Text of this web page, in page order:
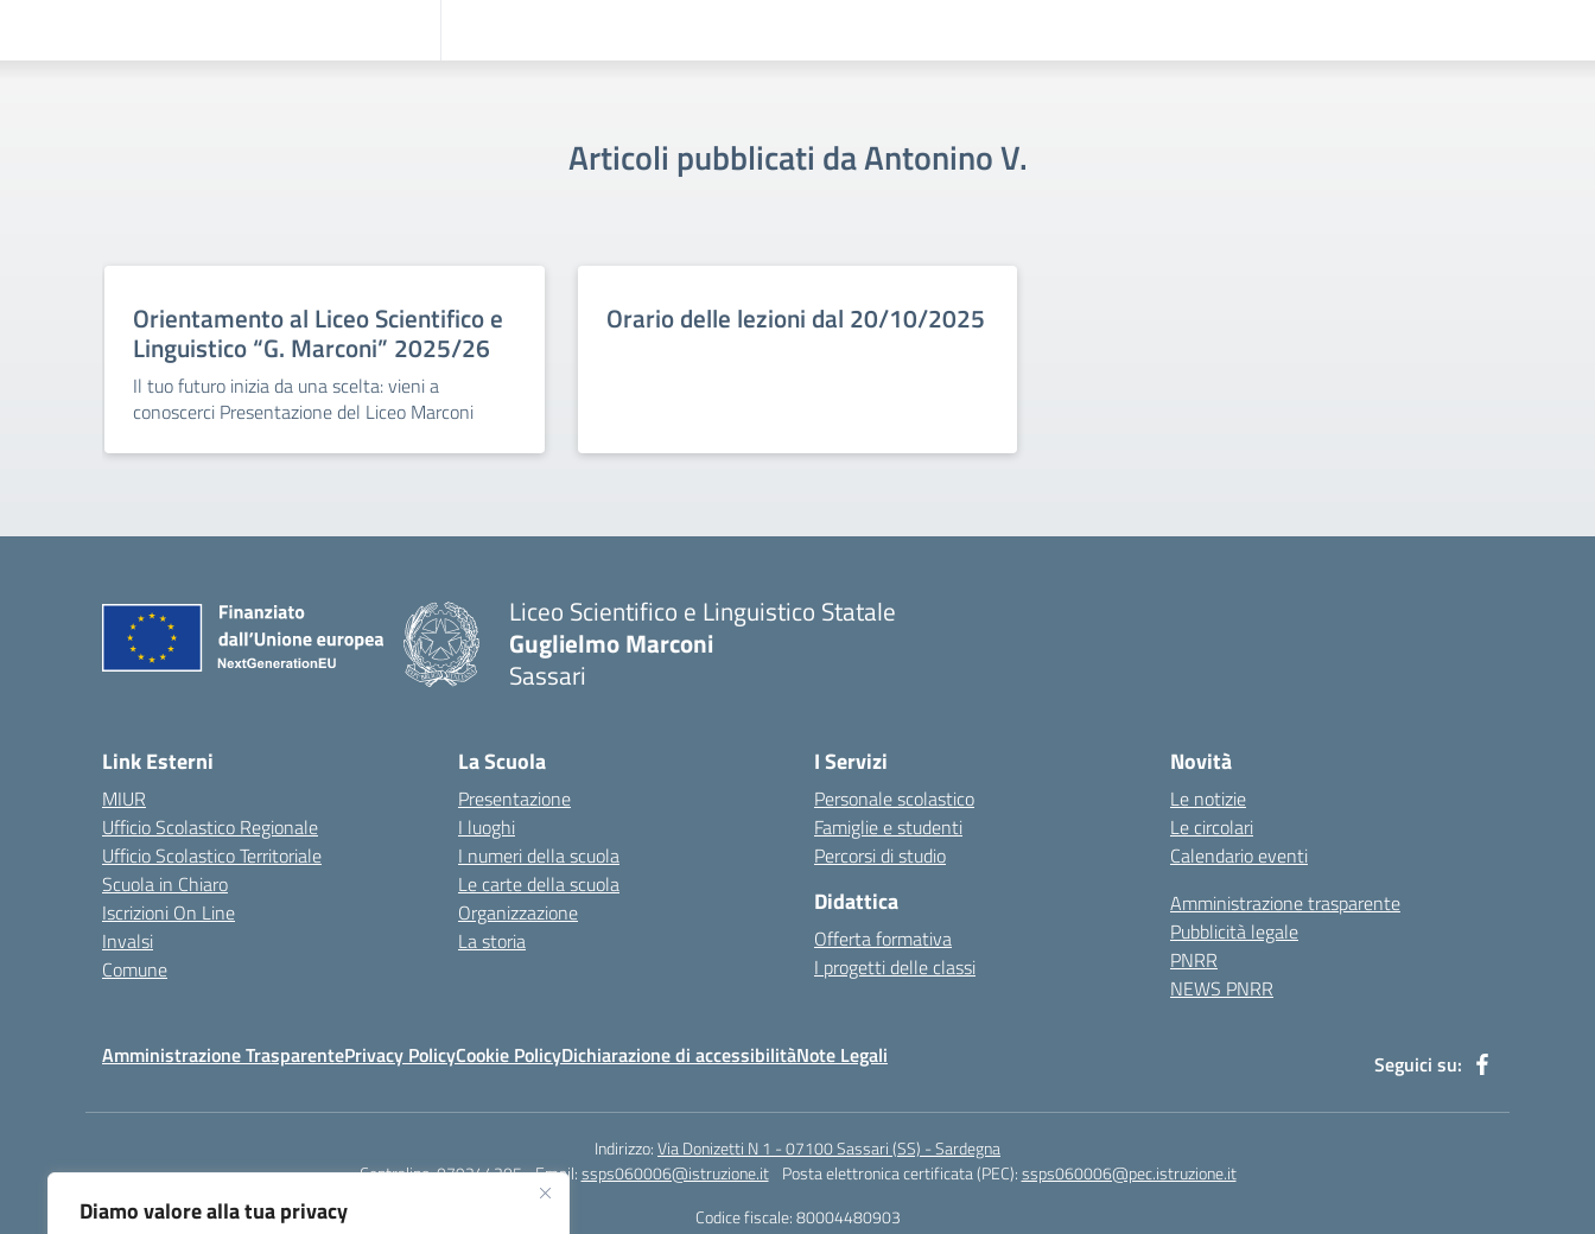
Diamo valore alla tua privacy
Articoli pubblicati da Antonino V.
Orientamento al Liceo Scientifico e
Linguistico “G. Marconi” 2025/26
Il tuo futuro inizia da una scelta: vieni a
conoscerci Presentazione del Liceo Marconi
Orario delle lezioni dal 20/10/2025
Liceo Scientifico e Linguistico Statale
Guglielmo Marconi
Sassari
Link Esterni
MIUR
Ufficio Scolastico Regionale
Ufficio Scolastico Territoriale
Scuola in Chiaro
Iscrizioni On Line
Invalsi
Comune
La Scuola
Presentazione
I luoghi
I numeri della scuola
Le carte della scuola
Organizzazione
La storia
I Servizi
Personale scolastico
Famiglie e studenti
Percorsi di studio
Didattica
Offerta formativa
I progetti delle classi
Novità
Le notizie
Le circolari
Calendario eventi
Amministrazione trasparente
Pubblicità legale
PNRR
NEWS PNRR
Amministrazione TrasparentePrivacy PolicyCookie PolicyDichiarazione di accessibilitàNote Legali Seguici su:
Indirizzo:Via Donizetti N 1 - 07100 Sassari (SS) - Sardegna
Centralino:079244305 Email:ssps060006@istruzione.it Posta elettronica certificata (PEC):ssps060006@pec.istruzione.it
Codice fiscale: 80004480903